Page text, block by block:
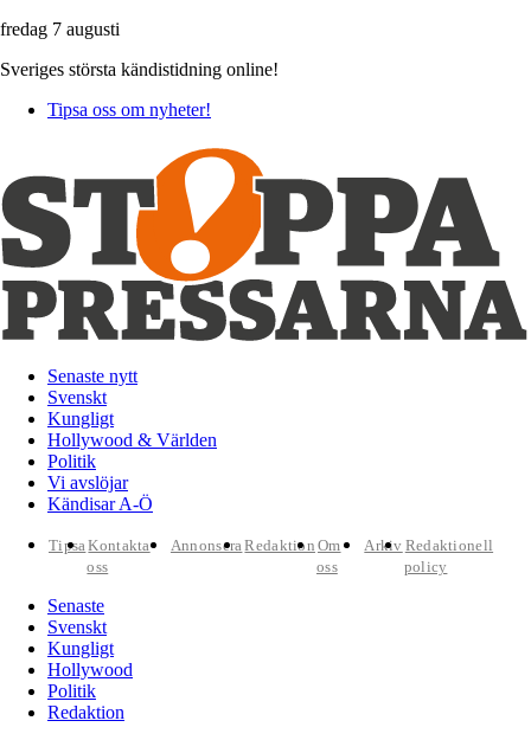
fredag 7 augusti
Sveriges största kändistidning online!
Tipsa oss om nyheter!
Senaste nytt
Svenskt
Kungligt
Hollywood & Världen
Politik
Vi avslöjar
Kändisar A-Ö
TipsaKontakta
oss
AnnonseraRedaktion Om
oss
Arkiv Redaktionell
policy
Senaste
Svenskt
Kungligt
Hollywood
Politik
Redaktion